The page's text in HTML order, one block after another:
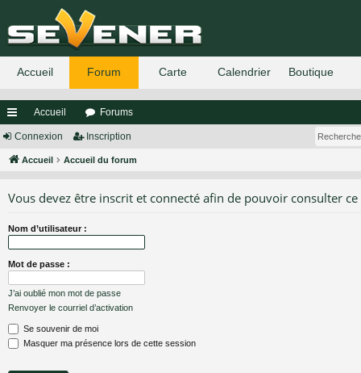
ac
co
s
Accueil Forums
Connexion Inscription
Accueil Accueil du forum
Vous devez être inscrit et connecté afin de pouvoir consulter
Nom d’utilisateur :
Mot de passe :
J’ai oublié mon mot de passe
Renvoyer le courriel d’activation
Se souvenir de moi
Masquer ma présence lors de cette session